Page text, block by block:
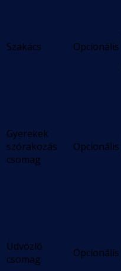
Szakács Opcionális
Gyerekek
szórakozás
csomag
Opcionális
Üdvözlő
csomag
Opcionális